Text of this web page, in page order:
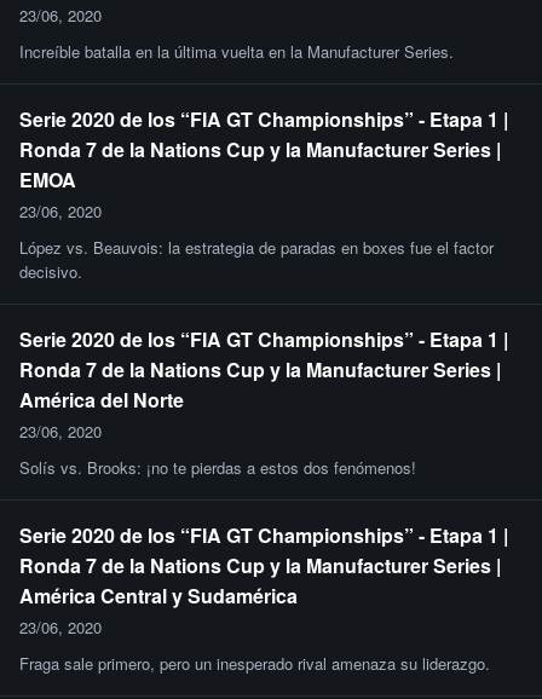
23/06, 2020
Increíble batalla en la última vuelta en la Manufacturer Series.
Serie 2020 de los “FIA GT Championships” - Etapa 1 |
Ronda 7 de la Nations Cup y la Manufacturer Series |
EMOA
23/06, 2020
López vs. Beauvois: la estrategia de paradas en boxes fue el factor
decisivo.
Serie 2020 de los “FIA GT Championships” - Etapa 1 |
Ronda 7 de la Nations Cup y la Manufacturer Series |
América del Norte
23/06, 2020
Solís vs. Brooks: ¡no te pierdas a estos dos fenómenos!
Serie 2020 de los “FIA GT Championships” - Etapa 1 |
Ronda 7 de la Nations Cup y la Manufacturer Series |
América Central y Sudamérica
23/06, 2020
Fraga sale primero, pero un inesperado rival amenaza su liderazgo.